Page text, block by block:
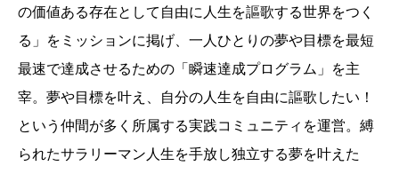
の価値ある存在として自由に人生を謳歌する世界をつく
る」をミッションに掲げ、一人ひとりの夢や目標を最短
最速で達成させるための「瞬速達成プログラム」を主
宰。夢や目標を叶え、自分の人生を自由に謳歌したい！
という仲間が多く所属する実践コミュニティを運営。縛
られたサラリーマン人生を手放し独立する夢を叶えた